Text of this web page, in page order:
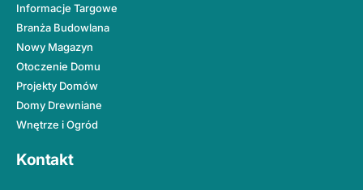
Informacje Targowe
Branża Budowlana
Nowy Magazyn
Otoczenie Domu
Projekty Domów
Domy Drewniane
Wnętrze i Ogród
Kontakt